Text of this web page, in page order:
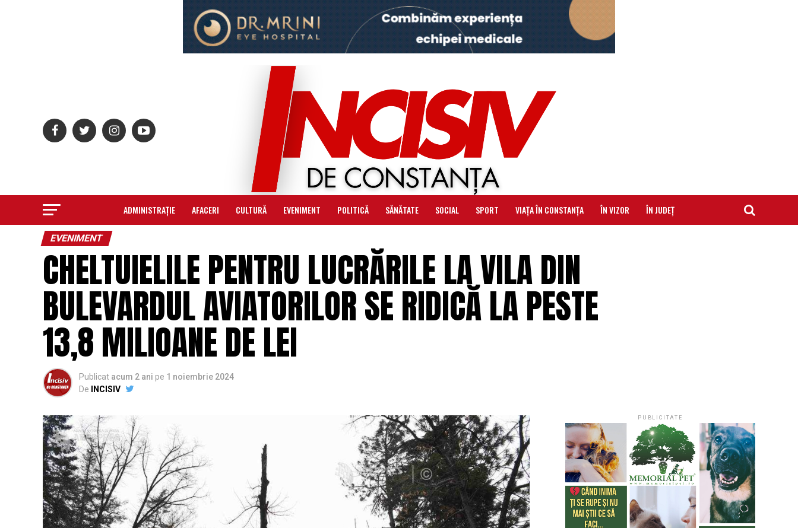
ADMINISTRAȚIE AFACERI CULTURĂ EVENIMENT POLITICĂ SĂNĂTATE SOCIAL SPORT VIAȚA ÎN CONSTANȚA ÎN VIZOR ÎN JUDEȚ
EVENIMENT
CHELTUIELILE PENTRU LUCRĂRILE LA VILA DIN
BULEVARDUL AVIATORILOR SE RIDICĂ LA PESTE
13,8 MILIOANE DE LEI
Publicat acum 2 ani pe 1 noiembrie 2024
De
INCISIV
PUBLICITATE